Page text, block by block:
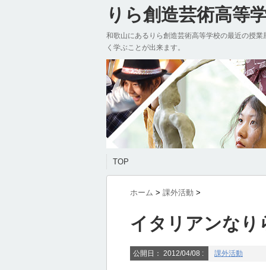
りら創造芸術高等
和歌山にあるりら創造芸術高等学校の最近の授
く学ぶことが出来ます。
TOP
ホーム > 課外活動 >
イタリアンなり
公開日： 2012/04/08 : 課外活動